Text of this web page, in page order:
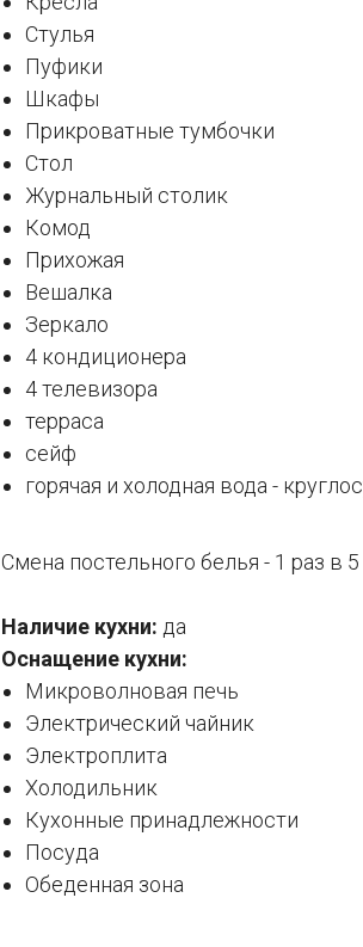
Стулья
Пуфики
Шкафы
Прикроватные тумбочки
Стол
Журнальный столик
Комод
Прихожая
Вешалка
Зеркало
4 кондиционера
4 телевизора
терраса
сейф
горячая и холодная вода -
Смена постельного белья - 1 раз в
Наличие кухни: да
Оснащение кухни:
Микроволновая печь
Электрический чайник
Электроплита
Холодильник
Кухонные принадлежности
Посуда
Обеденная зона